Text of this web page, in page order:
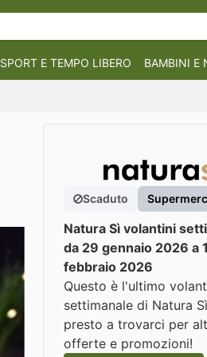
SPORT E TEMPO LIBERO BAMBINI E
Scaduto
Natura Sì volantini
da 29 gennaio 2026 a
febbraio 2026
Questo è l'ultimo
settimanale di Natura
presto a trovarci per
offerte e promozioni!